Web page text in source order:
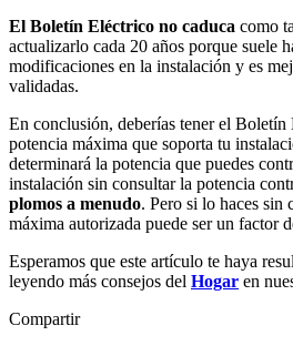
El Boletín Eléctrico no caduca como
actualizarlo cada 20 años porque suele
modificaciones en la instalación y es
validadas.
En conclusión, deberías tener el Boletín
potencia máxima que soporta tu
determinará la potencia que puedes
instalación sin consultar la potencia
plomos a menudo. Pero si lo haces sin
máxima autorizada puede ser un factor
Esperamos que este artículo te haya
leyendo más consejos del Hogar en
Compartir